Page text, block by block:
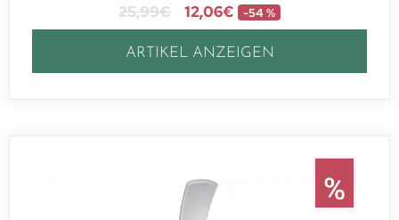
25,99€ 12,06€ -54 %
ARTIKEL ANZEIGEN